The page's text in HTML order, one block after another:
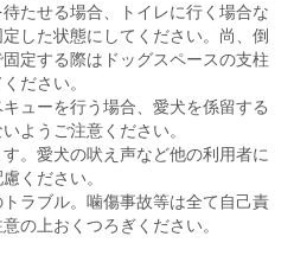
たせる場合、トイレに行く場合な
した状態にしてください。尚、倒
定する際はドッグスペースの支柱
ださい。
ューを行う場合、愛犬を係留する
ようご注意ください。
。愛犬の吠え声など他の利用者に
ください。
ラブル。噛傷事故等は全て自己責
の上おくつろぎください。